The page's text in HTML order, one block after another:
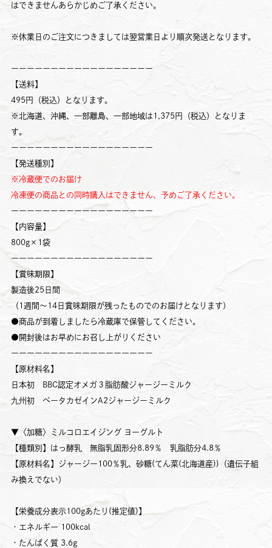
はできませんあらかじめご了承ください。
※休業日のご注文につきましては翌営業日より順次発送となります。
ーーーーーーーーーーーーーーーーーー
【送料】
495円（税込）となります。
※北海道、沖縄、一部離島、一部地域は1,375円（税込）となりま
す。
ーーーーーーーーーーーーーーーーーー
【発送種別】
※冷蔵便でのお届け
冷凍便の商品との同時購入はできません、予めご了承ください。
ーーーーーーーーーーーーーーーーーー
【内容量】
800g×1袋
ーーーーーーーーーーーーーーーーーー
【賞味期限】
製造後25日間
（1週間～14日賞味期限が残ったものでのお届けとなります）
●商品が到着しましたら冷蔵庫で保管してください。
●開封後はお早めにお召し上がりください
ーーーーーーーーーーーーーーーーーー
【原材料名】
日本初 BBC認定オメガ３脂肪酸ジャージーミルク
九州初 ベータカゼインA2ジャージーミルク
▼〈加糖〉ミルコロエイジング ヨーグルト
【種類別】はっ酵乳 無脂乳固形分8.89％ 乳脂肪分4.8％
【原材料名】ジャージー100％乳、砂糖(てん菜(北海道産))（遺伝子組
み換えでない）
【栄養成分表示100gあたり(推定値)】
・エネルギー 100kcal
・たんぱく質 3.6g